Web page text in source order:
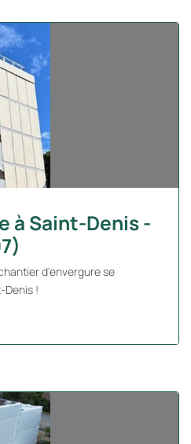
à Saint-Denis -
d'envergure se
!